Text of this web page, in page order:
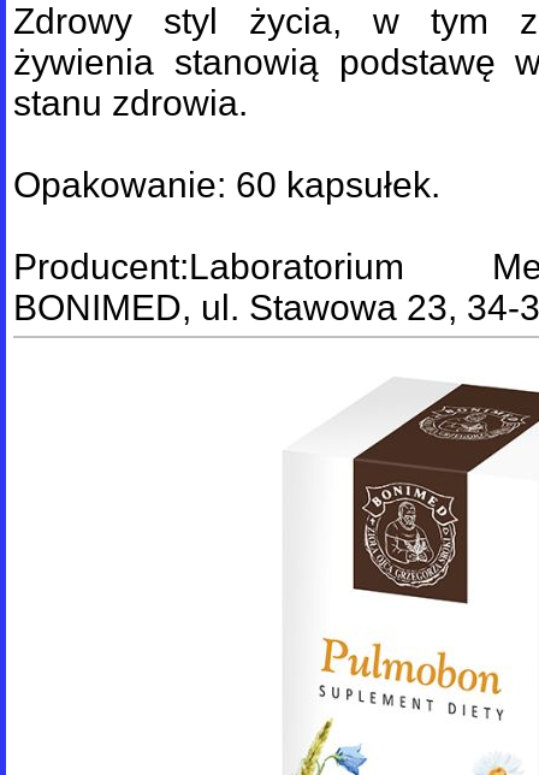
Zdrowy styl życia, w tym
żywienia stanowią podstawę
stanu zdrowia.
Opakowanie: 60 kapsułek.
Producent:Laboratorium
BONIMED, ul. Stawowa 23, 34-